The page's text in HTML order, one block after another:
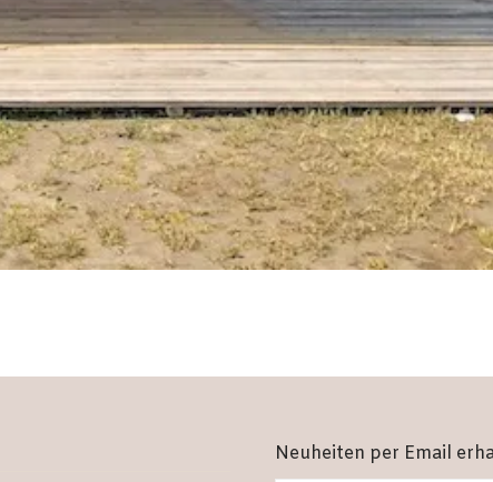
Neuheiten per Email